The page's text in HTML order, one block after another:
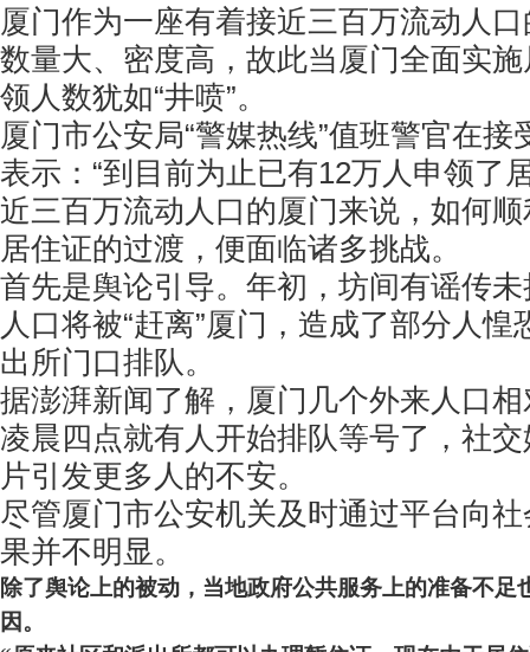
厦门作为一座有着接近三百万流动人
数量大、密度高，故此当厦门全面实
领人数犹如“井喷”。
厦门市公安局“警媒热线”值班警官在
表示：“到目前为止已有12万人申领了
近三百万流动人口的厦门来说，如何
居住证的过渡，便面临诸多挑战。
首先是舆论引导。年初，坊间有谣传
人口将被“赶离”厦门，造成了部分人
出所门口排队。
据澎湃新闻了解，厦门几个外来人口
凌晨四点就有人开始排队等号了，社
片引发更多人的不安。
尽管厦门市公安机关及时通过平台向
果并不明显。
除了舆论上的被动，当地政府公共服务上的准备不足
因。